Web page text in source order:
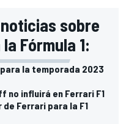
sobre
Fórmula 1:
la temporada 2023
no influirá en Ferrari F1
Ferrari para la F1